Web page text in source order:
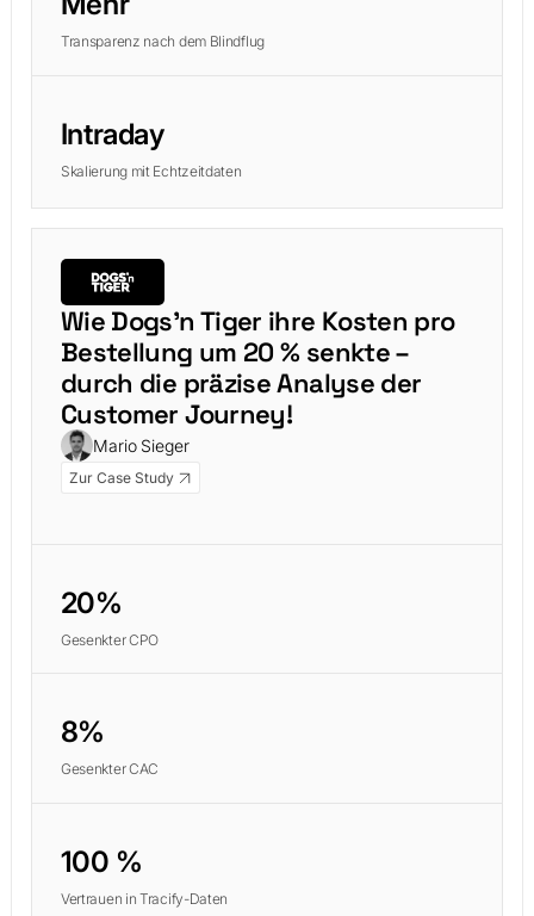
Transparenz nach dem Blindflug
Intraday
Skalierung mit Echtzeitdaten
Wie Dogs'n Tiger ihre Kosten pro
Bestellung um 20 % senkte –
durch die präzise Analyse der
Customer Journey!
Mario Sieger
Zur Case Study
20%
Gesenkter CPO
8%
Gesenkter CAC
100 %
Vertrauen in Tracify-Daten